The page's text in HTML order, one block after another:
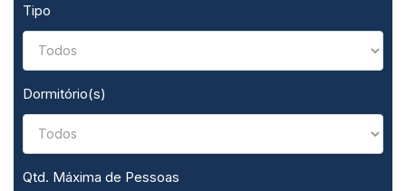
Tipo
Dormitório(s)
Qtd. Máxima de Pessoas